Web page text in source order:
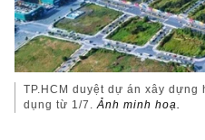
TP.HCM duyệt dự án xây
dụng từ 1/7.Ảnh minh hoạ.